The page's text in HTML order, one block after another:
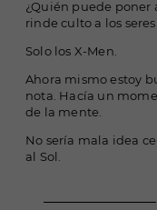
¿Quién puede
rinde culto a los seres
Solo los X-Men.
Ahora mismo estoy
nota. Hacía un
de la mente.
No sería mala idea
al Sol.